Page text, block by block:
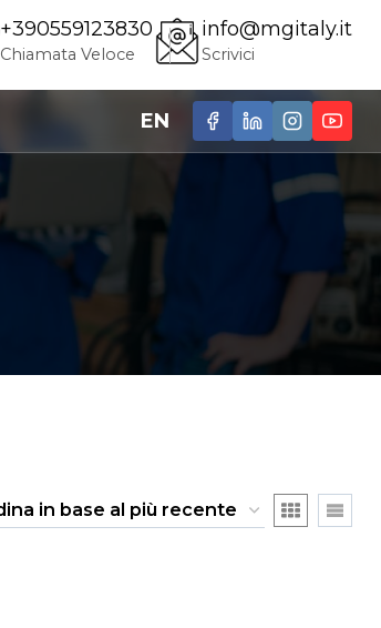
+390559123830
Chiamata Veloce
info@mgitaly.it
Scrivici
EN